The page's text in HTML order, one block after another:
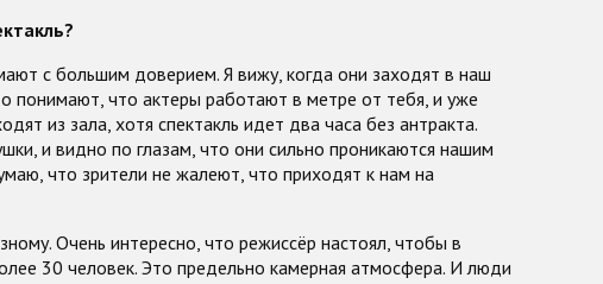
с большим доверием. Я вижу, когда они заходят в наш
понимают, что актеры работают в метре от тебя, и уже
из зала, хотя спектакль идет два часа без антракта.
и видно по глазам, что они сильно проникаются нашим
что зрители не жалеют, что приходят к нам на
Очень интересно, что режиссёр настоял, чтобы в
30 человек. Это предельно камерная атмосфера. И люди